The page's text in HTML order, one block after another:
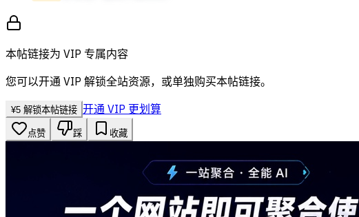
本帖链接为 VIP 专属内容
您可以开通 VIP 解锁全站资源，或单独购买本帖链接。
¥5 解锁本帖链接 开通 VIP 更划算
点赞 踩 收藏